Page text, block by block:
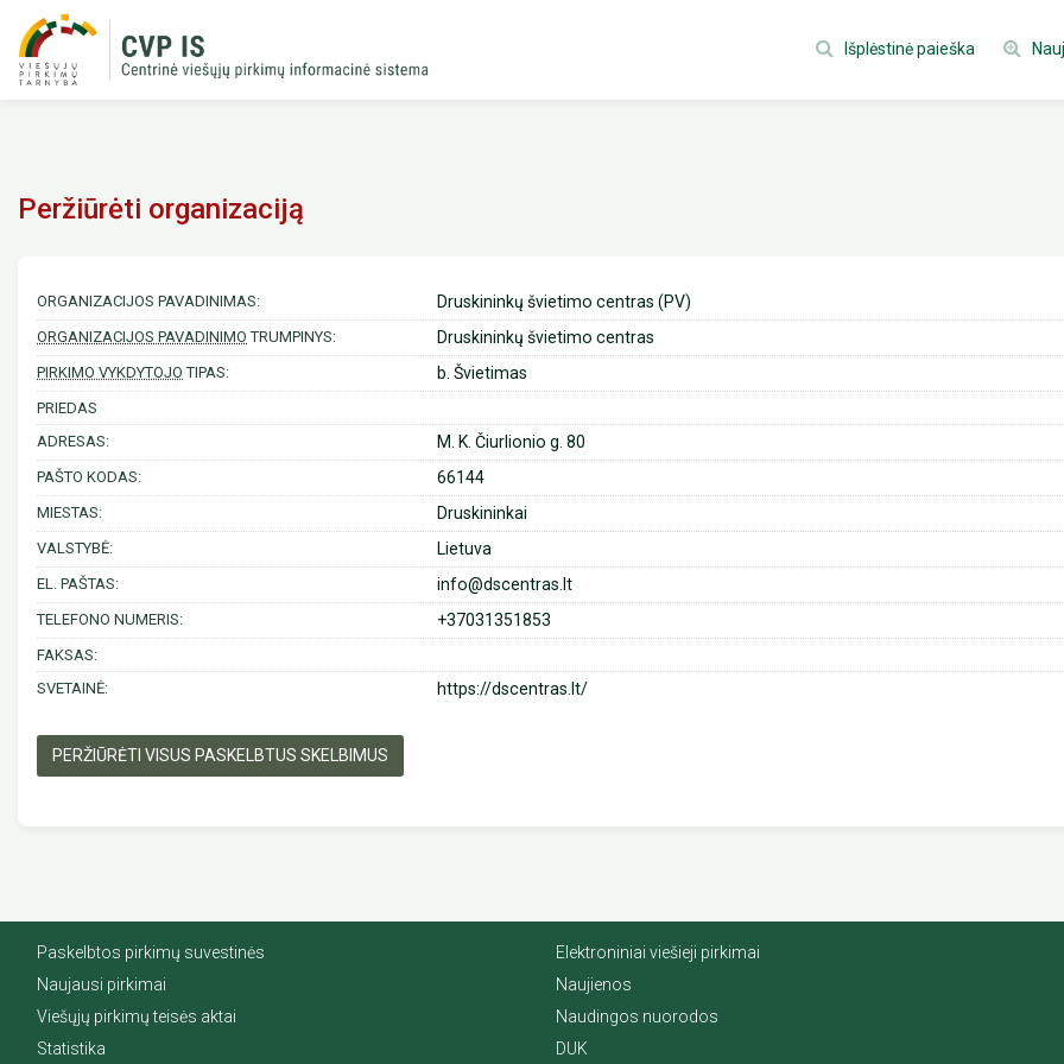
Išplėstinė paieška
Peržiūrėti organizaciją
ORGANIZACIJOS PAVADINIMAS: Druskininkų švietimo centras (PV)
ORGANIZACIJOS PAVADINIMO TRUMPINYS: Druskininkų švietimo centras
PIRKIMO VYKDYTOJO TIPAS: b. Švietimas
PRIEDAS
ADRESAS:
M. K. Čiurlionio g. 80
PAŠTO KODAS: 66144
MIESTAS: Druskininkai
VALSTYBĖ: Lietuva
EL. PAŠTAS: info@dscentras.lt
TELEFONO NUMERIS: +37031351853
FAKSAS:
SVETAINĖ:
https://dscentras.lt/
PERŽIŪRĖTI VISUS PASKELBTUS SKELBIMUS
Paskelbtos pirkimų suvestinės
Naujausi pirkimai
Viešųjų pirkimų teisės aktai
Statistika
Elektroniniai viešieji pirkimai
Naujienos
Naudingos nuorodos
DUK